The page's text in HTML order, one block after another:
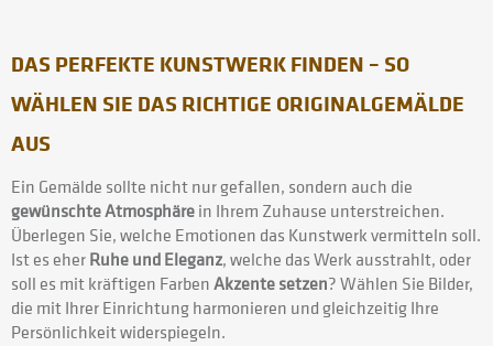
DAS PERFEKTE KUNSTWERK FINDEN – SO
WÄHLEN SIE DAS RICHTIGE ORIGINALGEMÄLDE
AUS
Ein Gemälde sollte nicht nur gefallen, sondern auch die
gewünschte Atmosphärein Ihrem Zuhause unterstreichen.
Überlegen Sie, welche Emotionen das Kunstwerk vermitteln soll.
Ist es eherRuhe und Eleganz, welche das Werk ausstrahlt, oder
soll es mit kräftigen FarbenAkzente setzen? Wählen Sie Bilder,
die mit Ihrer Einrichtung harmonieren und gleichzeitig Ihre
Persönlichkeit widerspiegeln.